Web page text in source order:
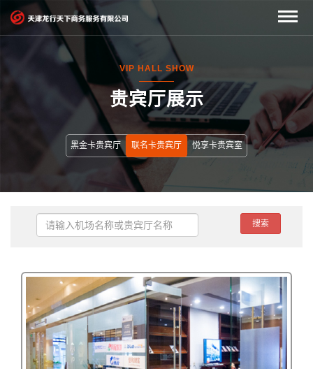
VIP HALL SHOW
贵宾厅展示
黑金卡贵宾厅 联名卡贵宾厅 悦享卡贵宾室
搜索